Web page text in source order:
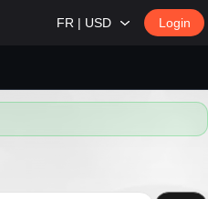
FR | USD Login